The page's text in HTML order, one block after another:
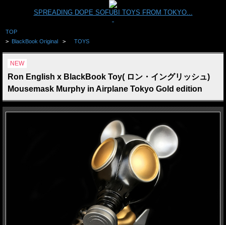
SPREADING DOPE SOFUBI TOYS FROM TOKYO...
TOP
> BlackBook Original > TOYS
NEW
Ron English x BlackBook Toy( ロン・イングリッシュ)
Mousemask Murphy in Airplane Tokyo Gold edition